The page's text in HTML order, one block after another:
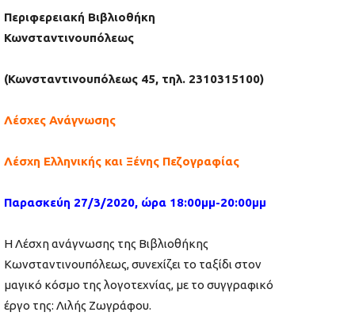
Περιφερειακή Βιβλιοθήκη
Κωνσταντινουπόλεως
(Κωνσταντινουπόλεως 45, τηλ. 2310315100)
Λέσχες Ανάγνωσης
Λέσχη Ελληνικής και Ξένης Πεζογραφίας
Παρασκεύη 27/3/2020, ώρα 18:00μμ-20:00μμ
H Λέσχη ανάγνωσης της Βιβλιοθήκης
Κωνσταντινουπόλεως, συνεχίζει το ταξίδι στον
μαγικό κόσμο της λογοτεχνίας, με τo συγγραφικό
έργο της: Λιλής Ζωγράφου.